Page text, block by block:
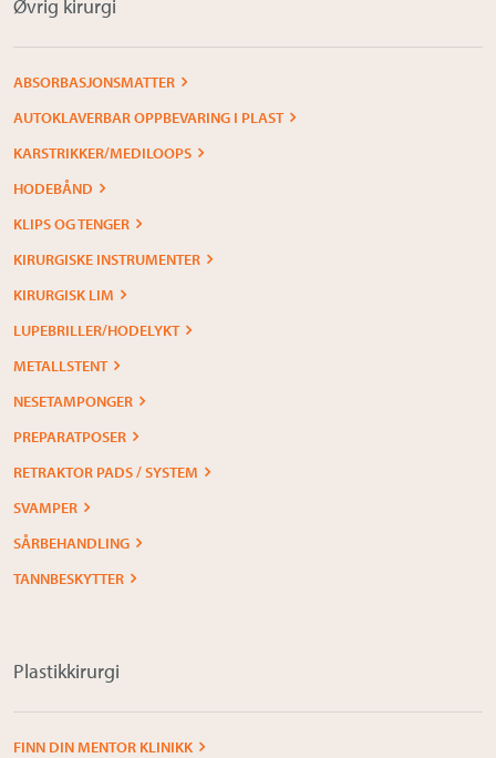
Øvrig kirurgi
ABSORBASJONSMATTER
AUTOKLAVERBAR OPPBEVARING I PLAST
KARSTRIKKER/MEDILOOPS
HODEBÅND
KLIPS OG TENGER
KIRURGISKE INSTRUMENTER
KIRURGISK LIM
LUPEBRILLER/HODELYKT
METALLSTENT
NESETAMPONGER
PREPARATPOSER
RETRAKTOR PADS / SYSTEM
SVAMPER
SÅRBEHANDLING
TANNBESKYTTER
Plastikkirurgi
FINN DIN MENTOR KLINIKK